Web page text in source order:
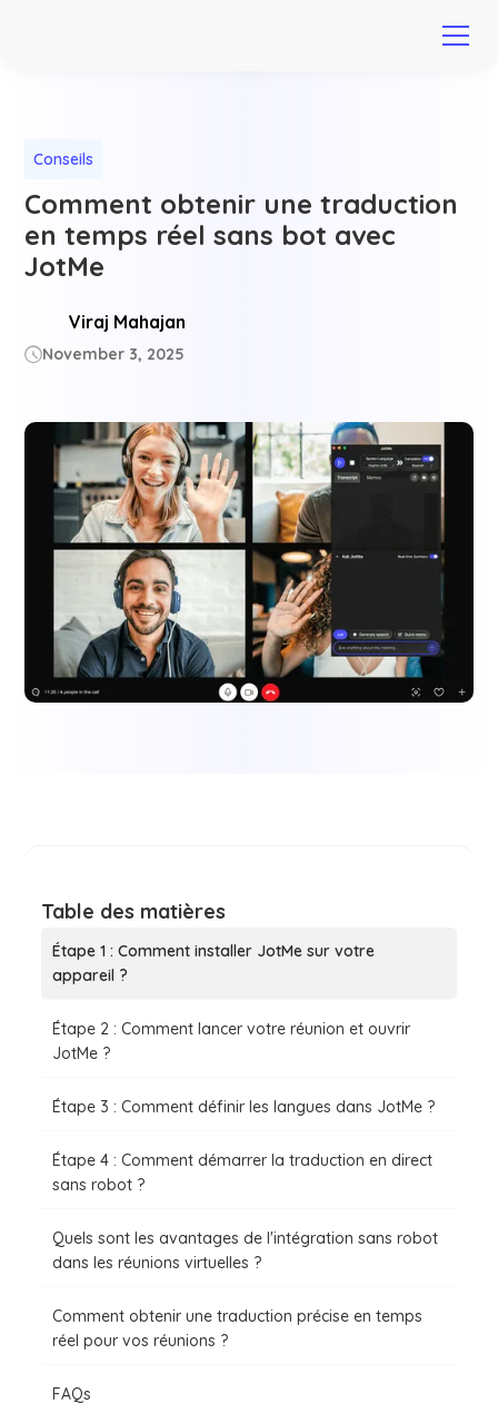
Conseils
Comment obtenir une traduction
en temps réel sans bot avec
JotMe
Viraj Mahajan
November 3, 2025
Table des matières
Étape 1 : Comment installer JotMe sur votre
appareil ?
Étape 2 : Comment lancer votre réunion et ouvrir
JotMe ?
Étape 3 : Comment définir les langues dans JotMe ?
Étape 4 : Comment démarrer la traduction en direct
sans robot ?
Quels sont les avantages de l'intégration sans robot
dans les réunions virtuelles ?
Comment obtenir une traduction précise en temps
réel pour vos réunions ?
FAQs